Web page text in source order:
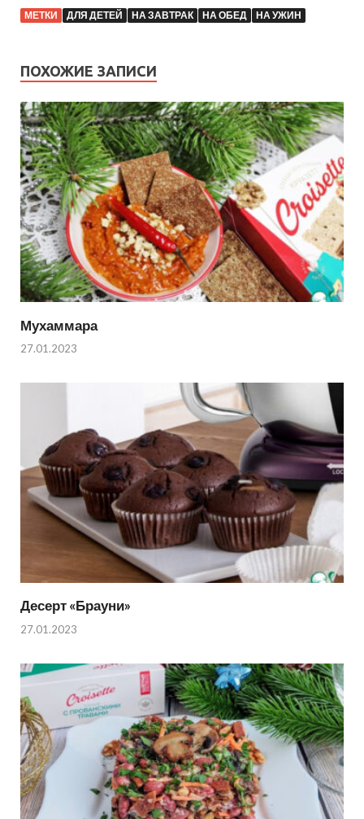
МЕТКИ ДЛЯ ДЕТЕЙ НА ЗАВТРАК НА ОБЕД НА УЖИН
ПОХОЖИЕ ЗАПИСИ
Мухаммара
27.01.2023
Десерт «Брауни»
27.01.2023